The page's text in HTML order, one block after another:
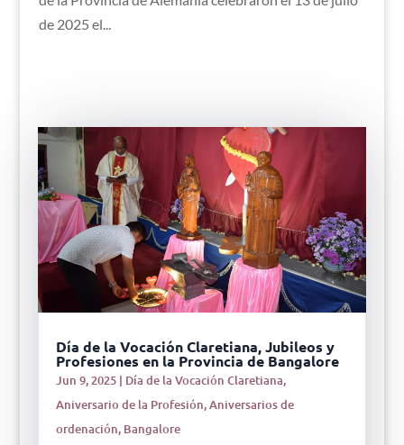
de 2025 el...
Día de la Vocación Claretiana, Jubileos y
Profesiones en la Provincia de Bangalore
Jun 9, 2025| Día de la Vocación Claretiana,
Aniversario de la Profesión,Aniversarios de
ordenación, Bangalore